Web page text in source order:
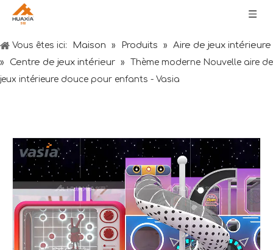
Vous êtes ici: Maison » Produits » Aire de jeux intérieure
» Centre de jeux intérieur »
Thème moderne Nouvelle aire de
jeux intérieure douce pour enfants - Vasia